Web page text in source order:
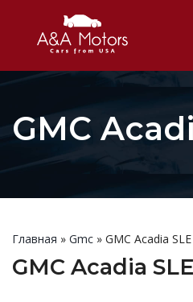
GMC
Главная » Gmc » GMC Acadia SLE
GMC Acadia SLE